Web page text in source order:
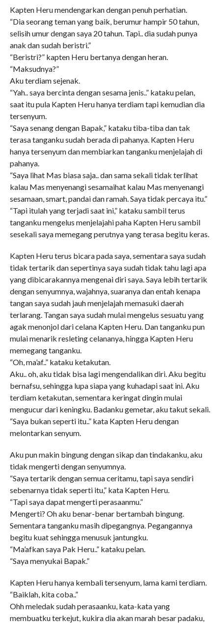
Kapten Heru mendengarkan dengan penuh perhatian.
“Dia seorang teman yang baik, berumur hampir 50 tahun,
selisih umur dengan saya 20 tahun. Tapi.. dia sudah punya
anak dan sudah beristri.”
“Beristri?” kapten Heru bertanya dengan heran.
“Maksudnya?”
Aku terdiam sejenak.
“Yah.. saya bercinta dengan sesama jenis..” kataku pelan,
saat itu pula Kapten Heru hanya terdiam tapi kemudian dia
tersenyum.
“Saya senang dengan Bapak,” kataku tiba-tiba dan tak
terasa tanganku sudah berada di pahanya. Kapten Heru
hanya tersenyum dan membiarkan tanganku menjelajah di
pahanya.
“Saya lihat Mas biasa saja.. dan sama sekali tidak terlihat
kalau Mas menyenangi sesamaihat kalau Mas menyenangi
sesamaan, smart, pandai dan ramah. Saya tidak percaya itu.”
“Tapi itulah yang terjadi saat ini,” kataku sambil terus
tanganku mengelus menjelajahi paha Kapten Heru sambil
sesekali saya memegang perutnya yang terasa begitu keras.
Kapten Heru terus bicara pada saya, sementara saya sudah
tidak tertarik dan sepertinya saya sudah tidak tahu lagi apa
yang dibicarakannya mengenai diri saya. Saya lebih tertarik
dengan senyumnya, wajahnya, suaranya dan entah kenapa
tangan saya sudah jauh menjelajah memasuki daerah
terlarang. Tangan saya sudah mulai mengelus sesuatu yang
agak menonjol dari celana Kapten Heru. Dan tanganku pun
mulai menarik resleting celananya, hingga Kapten Heru
memegang tanganku.
“Oh, ma’af..” kataku ketakutan.
Aku.. oh, aku tidak bisa lagi mengendalikan diri. Aku begitu
bernafsu, sehingga lupa siapa yang kuhadapi saat ini. Aku
terdiam ketakutan, sementara keringat dingin mulai
mengucur dari keningku. Badanku gemetar, aku takut sekali.
“Saya bukan seperti itu..” kata Kapten Heru dengan
melontarkan senyum.
Aku pun makin bingung dengan sikap dan tindakanku, aku
tidak mengerti dengan senyumnya.
“Saya tertarik dengan semua ceritamu, tapi saya sendiri
sebenarnya tidak seperti itu,” kata Kapten Heru.
“Tapi saya dapat mengerti perasaanmu.”
Mengerti? Oh aku benar-benar bertambah bingung.
Sementara tanganku masih dipegangnya. Pegangannya
begitu kuat sehingga menusuk jantungku.
“Ma’afkan saya Pak Heru..” kataku pelan.
“Saya menyukai Bapak.”
Kapten Heru hanya kembali tersenyum, lama kami terdiam.
“Baiklah, kita coba..”
Ohh meledak sudah perasaanku, kata-kata yang
membuatku terkejut, kukira dia akan marah besar padaku,